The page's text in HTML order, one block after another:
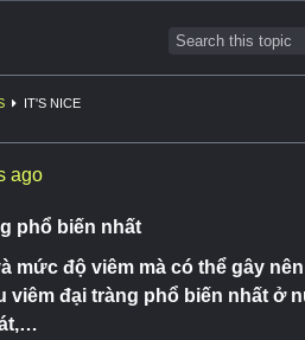
IT'S NICE
ago
phổ biến nhất
mức độ viêm mà có thể gây
viêm đại tràng phổ biến nhất ở